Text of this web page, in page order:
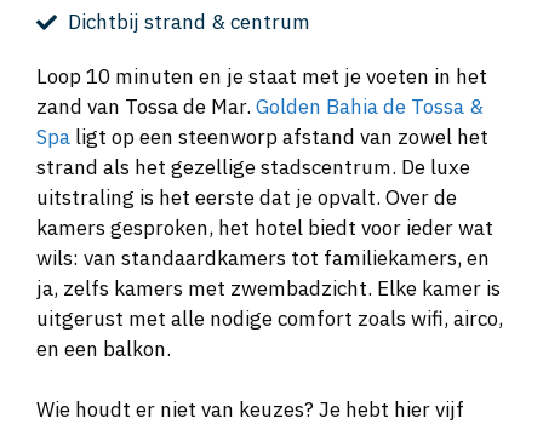
Dichtbij strand & centrum
Loop 10 minuten en je staat met je voeten in het
zand van Tossa de Mar. Golden Bahia de Tossa &
Spa ligt op een steenworp afstand van zowel het
strand als het gezellige stadscentrum. De luxe
uitstraling is het eerste dat je opvalt. Over de
kamers gesproken, het hotel biedt voor ieder wat
wils: van standaardkamers tot familiekamers, en
ja, zelfs kamers met zwembadzicht. Elke kamer is
uitgerust met alle nodige comfort zoals wifi, airco,
en een balkon.
Wie houdt er niet van keuzes? Je hebt hier vijf